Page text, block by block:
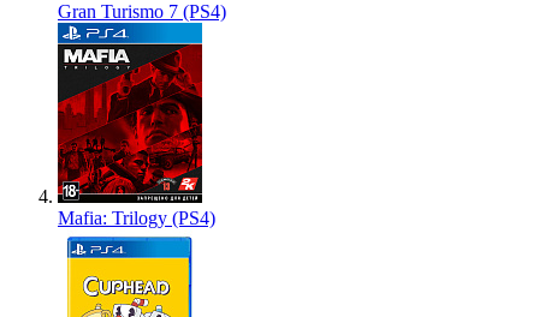
Gran Turismo 7 (PS4)
Mafia: Trilogy (PS4)